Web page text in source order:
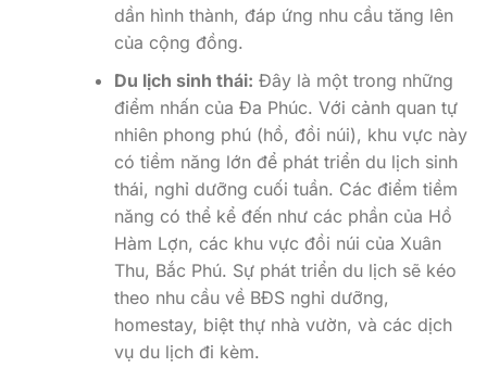
dần hình thành, đáp ứng nhu cầu tăng lên
của cộng đồng.
Du lịch sinh thái: Đây là một trong những
điểm nhấn của Đa Phúc. Với cảnh quan tự
nhiên phong phú (hồ, đồi núi), khu vực này
có tiềm năng lớn để phát triển du lịch sinh
thái, nghỉ dưỡng cuối tuần. Các điểm tiềm
năng có thể kể đến như các phần của Hồ
Hàm Lợn, các khu vực đồi núi của Xuân
Thu, Bắc Phú. Sự phát triển du lịch sẽ kéo
theo nhu cầu về BĐS nghỉ dưỡng,
homestay, biệt thự nhà vườn, và các dịch
vụ du lịch đi kèm.